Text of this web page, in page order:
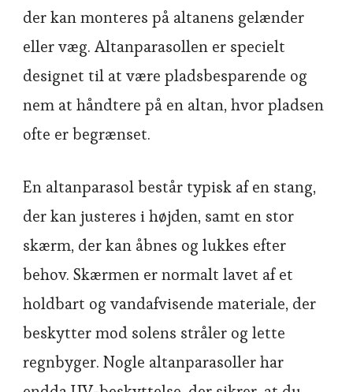
der kan monteres på altanens gelænder
eller væg. Altanparasollen er specielt
designet til at være pladsbesparende og
nem at håndtere på en altan, hvor pladsen
ofte er begrænset.
En altanparasol består typisk af en stang,
der kan justeres i højden, samt en stor
skærm, der kan åbnes og lukkes efter
behov. Skærmen er normalt lavet af et
holdbart og vandafvisende materiale, der
beskytter mod solens stråler og lette
regnbyger. Nogle altanparasoller har